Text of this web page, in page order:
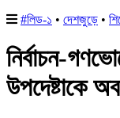
#লিড-১ • দেশজুড়ে •
নির্বাচন-
উপদেষ্টাকে